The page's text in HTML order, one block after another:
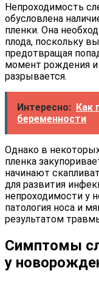
Непроходимость
обусловлена
пленки. Она
плода, поскольку
предотвращая
момент рождения и
разрывается.
Интересно: Как
беременности
Однако в
пленка
начинают
для развития
непроходимости у
патология носа и
результатом
Симптомы
у